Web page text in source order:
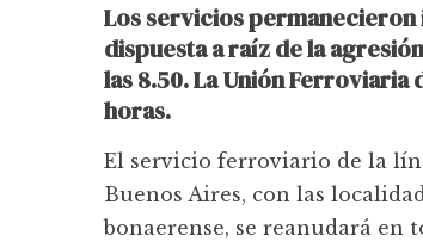
Los servicios
dispuesta a raíz de la
las 8.50. La Unión
horas.
El servicio ferroviario de la
Buenos Aires, con las
bonaerense, se reanudará en